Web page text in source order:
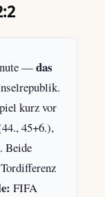
—das
kurz vor
45+6.),
Beide
FIFA